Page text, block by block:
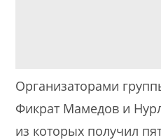
Организаторами
Фикрат Мамедов и
из которых получил